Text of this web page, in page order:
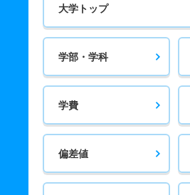
大学トップ
学部・学科
学費
偏差値